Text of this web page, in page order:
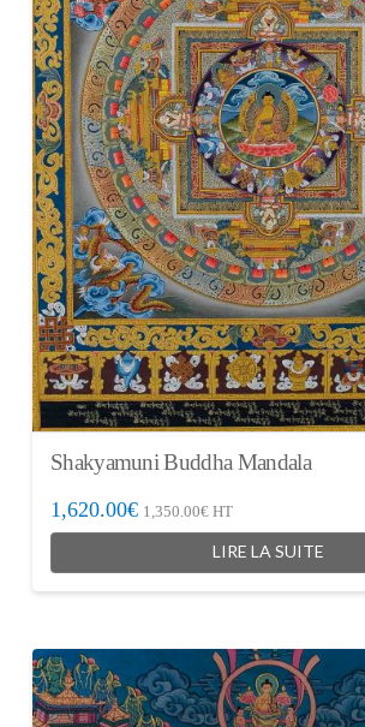
Shakyamuni Buddha Mandala
1,620.00€ 1,350.00€HT
LIRE LA SUITE